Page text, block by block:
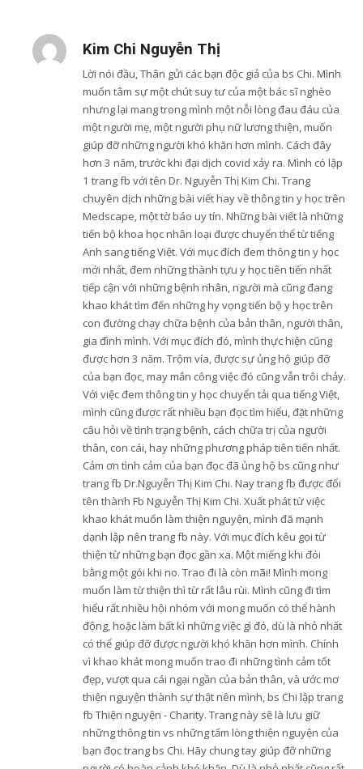
Kim Chi Nguyễn Thị
Lời nói đầu, Thân gửi các bạn độc giả của bs Chi. Mình
muốn tâm sự một chút suy tư của một bác sĩ nghèo
nhưng lại mang trong mình một nỗi lòng đau đáu của
một người mẹ, một người phụ nữ lương thiện, muốn
giúp đỡ những người khó khăn hơn mình. Cách đây
hơn 3 năm, trước khi đại dịch covid xảy ra. Mình có lập
1 trang fb với tên Dr. Nguyễn Thị Kim Chi. Trang
chuyên dịch những bài viết hay về thông tin y học trên
Medscape, một tờ báo uy tín. Những bài viết là những
tiến bộ khoa học nhân loại được chuyển thể từ tiếng
Anh sang tiếng Việt. Với mục đích đem thông tin y học
mới nhất, đem những thành tựu y học tiên tiến nhất
tiếp cận với những bệnh nhân, người mà cũng đang
khao khát tìm đến những hy vọng tiến bộ y học trên
con đường chạy chữa bệnh của bản thân, người thân,
gia đình mình. Với mục đích đó, mình thực hiện cũng
được hơn 3 năm. Trộm vía, được sự ủng hộ giúp đỡ
của bạn đọc, may mắn công việc đó cũng vẫn trôi chảy.
Với việc đem thông tin y học chuyển tải qua tiếng Việt,
mình cũng được rất nhiều bạn đọc tìm hiểu, đặt những
câu hỏi về tình trạng bệnh, cách chữa trị của người
thân, con cái, hay những phương pháp tiên tiến nhất.
Cảm ơn tình cảm của bạn đọc đã ủng hộ bs cũng như
trang fb Dr.Nguyễn Thị Kim Chi. Nay trang fb được đổi
tên thành Fb Nguyễn Thị Kim Chi. Xuất phát từ việc
khao khát muốn làm thiện nguyện, mình đã mạnh
dạnh lập nên trang fb này. Với mục đích kêu gọi từ
thiện từ những bạn đọc gần xa. Một miếng khi đói
bằng một gói khi no. Trao đi là còn mãi! Mình mong
muốn làm từ thiện thì từ rất lâu rùi. Mình cũng đi tìm
hiểu rất nhiều hội nhóm với mong muốn có thể hành
động, hoặc làm bất kì những việc gì đó, dù là nhỏ nhất
có thể giúp đỡ được người khó khăn hơn mình. Chính
vì khao khát mong muốn trao đi những tình cảm tốt
đẹp, vượt qua cái ngại ngần của bản thân, và ước mơ
thiện nguyện thành sự thật nên mình, bs Chi lập trang
fb Thiện nguyện - Charity. Trang này sẽ là lưu giữ
những thông tin vs những tấm lòng thiện nguyện của
bạn đọc trang bs Chi. Hãy chung tay giúp đỡ những